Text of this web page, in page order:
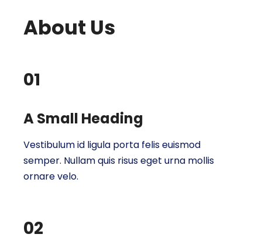
About Us
01
A Small Heading
Vestibulum id ligula porta felis euismod
semper. Nullam quis risus eget urna mollis
ornare velo.
02